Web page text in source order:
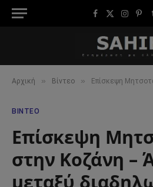
Facebook
X
Αρχική » Βίντεο » Επίσκεψη Μητσοτάκη στην
ΒΊΝΤΕΟ
Επίσκεψη
στην Κοζάνη –
μεταξύ